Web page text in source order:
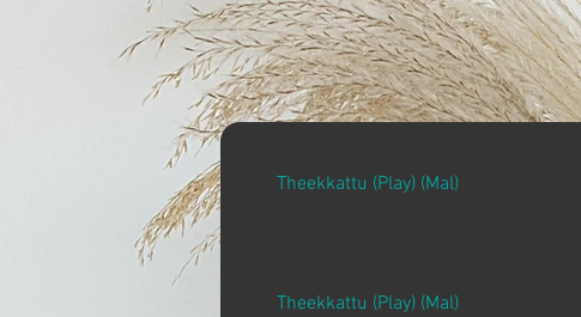
Theekkattu (Play) (Mal)
Theekkattu (Play) (Mal)